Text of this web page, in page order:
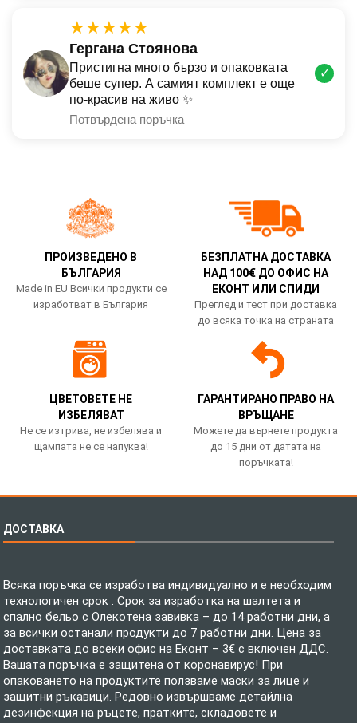
★★★★★
Гергана Стоянова
Пристигна много бързо и опаковката
беше супер. А самият комплект е още
по-красив на живо ✨
Потвърдена поръчка
✓
ПРОИЗВЕДЕНО В
БЪЛГАРИЯ
Made in EU Всички продукти се
изработват в България
БЕЗПЛАТНА ДОСТАВКА
НАД 100€ ДО ОФИС НА
ЕКОНТ ИЛИ СПИДИ
Преглед и тест при доставка
до всяка точка на страната
ЦВЕТОВЕТЕ НЕ
ИЗБЕЛЯВАТ
Не се изтрива, не избелява и
щампата не се напуква!
ГАРАНТИРАНО ПРАВО НА
ВРЪЩАНЕ
Можете да върнете продукта
до 15 дни от датата на
поръчката!
ДОСТАВКА
Всяка поръчка се изработва индивидуално и е необходим
технологичен срок . Срок за изработка на шалтета и
спално бельо с Олекотена завивка – до 14 работни дни, а
за всички останали продукти до 7 работни дни. Цена за
доставката до всеки офис на Еконт – 3€ с включен ДДС.
Вашата поръчка е защитена от коронавирус! При
опаковането на продуктите ползваме маски за лице и
защитни ръкавици. Редовно извършваме детайлна
дезинфекция на ръцете, пратките, складовете и